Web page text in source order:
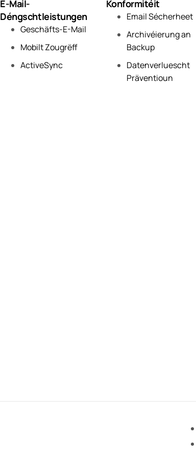
E-Mail-
Déngschtleistungen
Geschäfts-E-Mail
Mobilt Zougrëff
ActiveSync
Konformitéit
Email Sécherheet
Archivéierung an
Backup
Datenverluescht
Präventioun